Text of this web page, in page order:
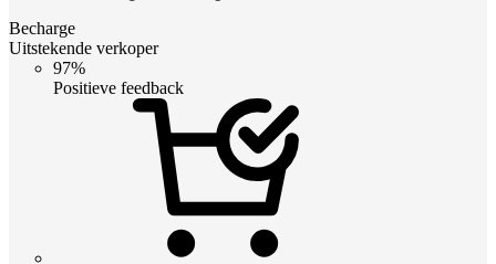
Becharge
Uitstekende verkoper
97%
Positieve feedback